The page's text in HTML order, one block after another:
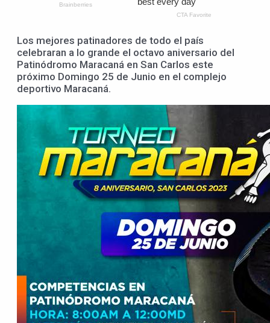
Los mejores patinadores de todo el país
celebraran a lo grande el octavo aniversario del
Patinódromo Maracaná en San Carlos este
próximo Domingo 25 de Junio en el complejo
deportivo Maracaná.